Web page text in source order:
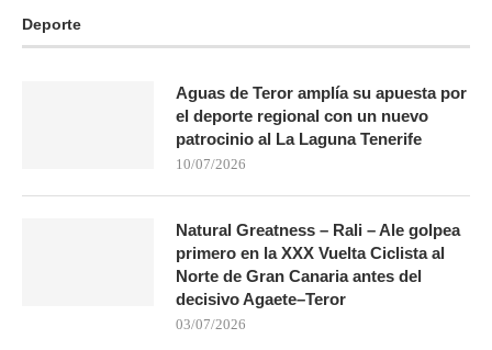
Deporte
Aguas de Teror amplía su apuesta por
el deporte regional con un nuevo
patrocinio al La Laguna Tenerife
10/07/2026
Natural Greatness – Rali – Ale golpea
primero en la XXX Vuelta Ciclista al
Norte de Gran Canaria antes del
decisivo Agaete–Teror
03/07/2026